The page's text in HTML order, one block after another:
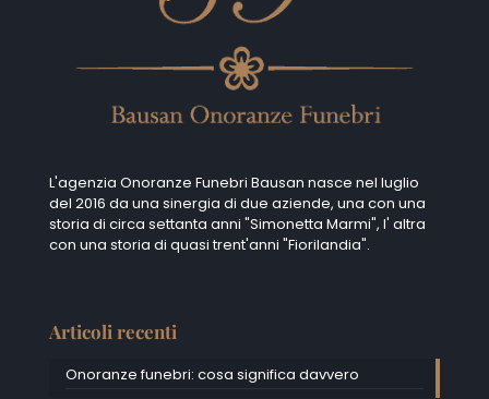
L'agenzia Onoranze Funebri Bausan nasce nel luglio
del 2016 da una sinergia di due aziende, una con una
storia di circa settanta anni "Simonetta Marmi", I' altra
con una storia di quasi trent'anni "Fiorilandia".
Articoli recenti
Onoranze funebri: cosa significa davvero